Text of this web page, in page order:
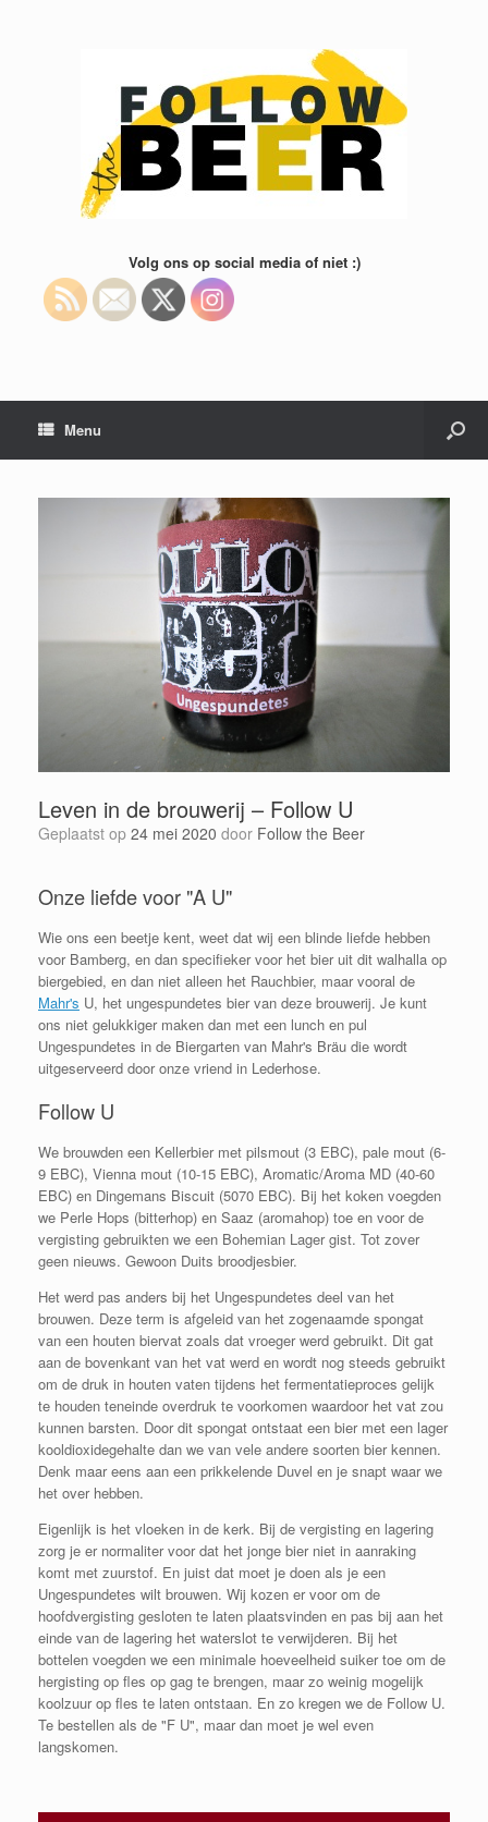
Volg ons op social media of niet :)
Menu
Leven in de brouwerij – Follow U
Geplaatst op 24 mei 2020 door Follow the Beer
Onze liefde voor "A U"
Wie ons een beetje kent, weet dat wij een blinde liefde hebben
voor Bamberg, en dan specifieker voor het bier uit dit walhalla op
biergebied, en dan niet alleen het Rauchbier, maar vooral de
Mahr's U, het ungespundetes bier van deze brouwerij. Je kunt
ons niet gelukkiger maken dan met een lunch en pul
Ungespundetes in de Biergarten van Mahr's Bräu die wordt
uitgeserveerd door onze vriend in Lederhose.
Follow U
We brouwden een Kellerbier met pilsmout (3 EBC), pale mout (6-
9 EBC), Vienna mout (10-15 EBC), Aromatic/Aroma MD (40-60
EBC) en Dingemans Biscuit (5070 EBC). Bij het koken voegden
we Perle Hops (bitterhop) en Saaz (aromahop) toe en voor de
vergisting gebruikten we een Bohemian Lager gist. Tot zover
geen nieuws. Gewoon Duits broodjesbier.
Het werd pas anders bij het Ungespundetes deel van het
brouwen. Deze term is afgeleid van het zogenaamde spongat
van een houten biervat zoals dat vroeger werd gebruikt. Dit gat
aan de bovenkant van het vat werd en wordt nog steeds gebruikt
om de druk in houten vaten tijdens het fermentatieproces gelijk
te houden teneinde overdruk te voorkomen waardoor het vat zou
kunnen barsten. Door dit spongat ontstaat een bier met een lager
kooldioxidegehalte dan we van vele andere soorten bier kennen.
Denk maar eens aan een prikkelende Duvel en je snapt waar we
het over hebben.
Eigenlijk is het vloeken in de kerk. Bij de vergisting en lagering
zorg je er normaliter voor dat het jonge bier niet in aanraking
komt met zuurstof. En juist dat moet je doen als je een
Ungespundetes wilt brouwen. Wij kozen er voor om de
hoofdvergisting gesloten te laten plaatsvinden en pas bij aan het
einde van de lagering het waterslot te verwijderen. Bij het
bottelen voegden we een minimale hoeveelheid suiker toe om de
hergisting op fles op gag te brengen, maar zo weinig mogelijk
koolzuur op fles te laten ontstaan. En zo kregen we de Follow U.
Te bestellen als de "F U", maar dan moet je wel even
langskomen.